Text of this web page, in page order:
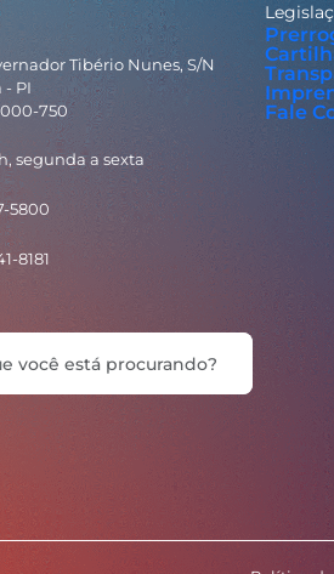
Tibério Nunes, S/N
- PI
750
segunda a sexta
5800
8181
Fale